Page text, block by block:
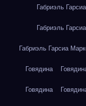
Габриэль
Габриэль
Габриэль Гарсиа
Говядина
Говядина